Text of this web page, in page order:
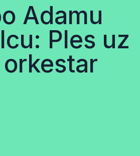
Adamu
Ples uz